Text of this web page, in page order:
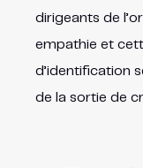
dirigeants de
empathie et
d’identification
de la sortie de